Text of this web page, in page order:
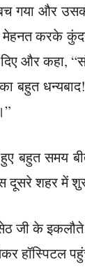
गया और
करके
और कहा,
बहुत
बहुत समय
दूसरे शहर में
जी के इकलौते
हॉस्पिटल